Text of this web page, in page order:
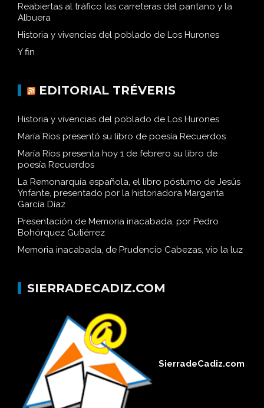
Reabiertas al tráfico las carreteras del pantano y la
Albuera
Historia y vivencias del poblado de Los Hurones
Y fin
EDITORIAL TRÉVERIS
Historia y vivencias del poblado de Los Hurones
María Ríos presentó su libro de poesía Recuerdos
María Ríos presenta hoy 1 de febrero su libro de
poesía Recuerdos
La Remonarquía española, el libro póstumo de Jesús
Ynfante, presentado por la historiadora Margarita
García Díaz
Presentación de Memoria inacabada, por Pedro
Bohórquez Gutiérrez
Memoria inacabada, de Prudencio Cabezas, vio la luz
SIERRADECADIZ.COM
SierradeCadiz.com